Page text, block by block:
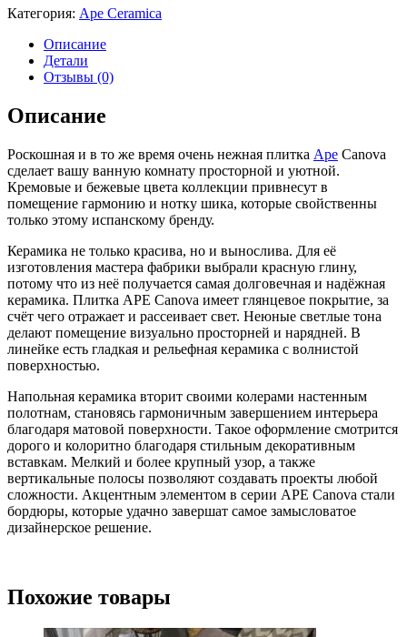
Категория: Ape Ceramica
Описание
Детали
Отзывы (0)
Описание
Роскошная и в то же время очень нежная плитка Ape Canova
сделает вашу ванную комнату просторной и уютной.
Кремовые и бежевые цвета коллекции привнесут в
помещение гармонию и нотку шика, которые свойственны
только этому испанскому бренду.
Керамика не только красива, но и вынослива. Для её
изготовления мастера фабрики выбрали красную глину,
потому что из неё получается самая долговечная и надёжная
керамика. Плитка APE Canova имеет глянцевое покрытие, за
счёт чего отражает и рассеивает свет. Неюные светлые тона
делают помещение визуально просторней и нарядней. В
линейке есть гладкая и рельефная керамика с волнистой
поверхностью.
Напольная керамика вторит своими колерами настенным
полотнам, становясь гармоничным завершением интерьера
благодаря матовой поверхности. Такое оформление смотрится
дорого и колоритно благодаря стильным декоративным
вставкам. Мелкий и более крупный узор, а также
вертикальные полосы позволяют создавать проекты любой
сложности. Акцентным элементом в серии APE Canova стали
бордюры, которые удачно завершат самое замысловатое
дизайнерское решение.
Похожие товары